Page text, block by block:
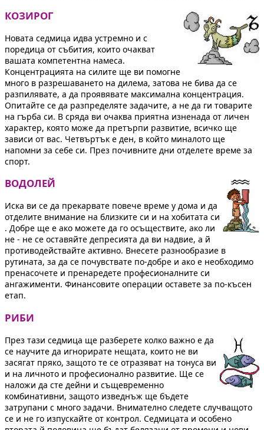
КОЗИРОГ
Новата седмица идва устремно и с
поредица от събития, които очакват
вашата компетентна намеса.
Концентрацията на силите ще ви помогне
много в разрешаването на дилема, затова не бива да се
разпилявате, а да проявявате максимална концентрация.
Опитайте се да разпределяте задачите, а не да ги товарите
на гърба си. В сряда ви очаква приятна изненада от личен
характер, която може да претърпи развитие, всичко ще
зависи от вас. Четвъртък е ден, в който миналото ще
напомни за себе си. През почивните дни отделете време за
спорт.
ВОДОЛЕЙ
Иска ви се да прекарвате повече време у дома и да
отделите внимание на близките си и на хобитата си
. Добре ще е ако можете да го осъществите, ако ли
не - не се оставяйте депресията да ви надвие, а й
противодействайте активно. Внесете разнообразие в
рутината, за да се почувствате по-добре и ако е необходимо
пренасочете и пренаредете професионалните си
ангажименти. Финансовите операции оставете за по-късен
етап.
РИБИ
През тази седмица ще разберете колко важно е да
се научите да игнорирате нещата, които не ви
засягат пряко, защото те се отразяват на тонуса ви
и на личното и професионално развитие. Ще се
наложи да сте дейни и същевременно
комбинативни, защото изведнъж ще бъдете
затрупани с много задачи. Внимателно следете случващото
се и не го изпускайте от контрол. Седмицата и особено